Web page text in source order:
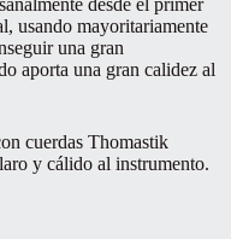
desde el primer
usando mayoritariamente
una gran
aporta una gran calidez al
cuerdas Thomastik
y cálido al instrumento.